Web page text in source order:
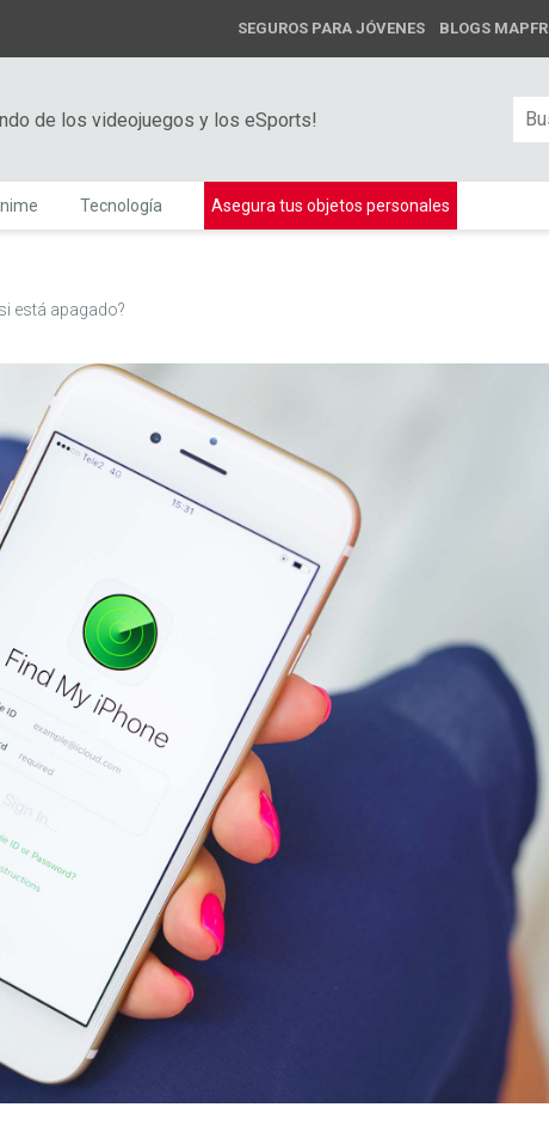
SEGUROS PARA JÓVENES BLOGS
de los videojuegos y los eSports!
Tecnología Asegura tus objetos personales
está apagado?